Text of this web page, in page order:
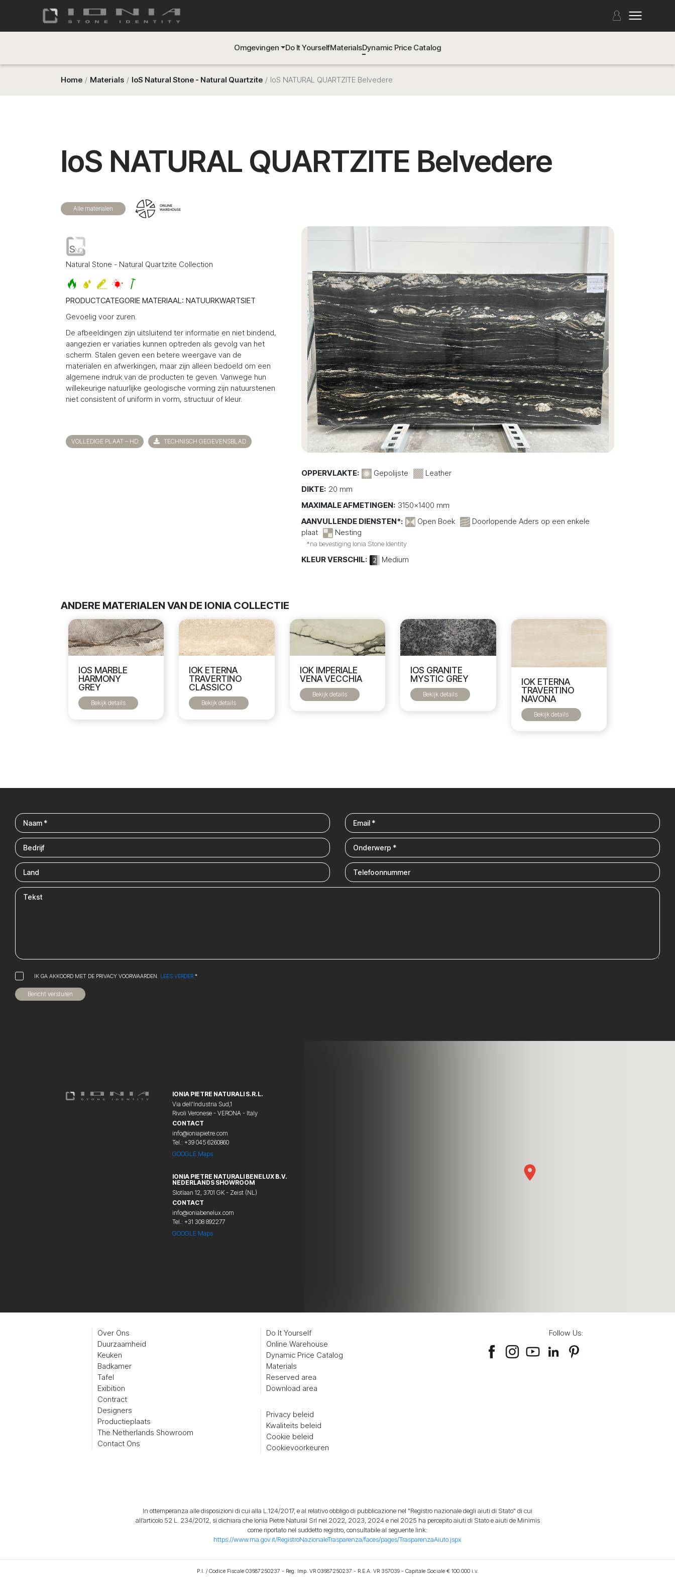
Omgevingen Do It YourselfMaterialsDynamic Price Catalog
Home Materials IoS Natural Stone - Natural Quartzite IoS NATURAL QUARTZITE Belvedere
IoS NATURAL QUARTZITE Belvedere
Alle materialen
Natural Stone - Natural Quartzite Collection
PRODUCTCATEGORIE MATERIAAL: NATUURKWARTSIET
Gevoelig voor zuren.
De afbeeldingen zijn uitsluitend ter informatie en niet bindend,
aangezien er variaties kunnen optreden als gevolg van het
scherm. Stalen geven een betere weergave van de
materialen en afwerkingen, maar zijn alleen bedoeld om een
algemene indruk van de producten te geven. Vanwege hun
willekeurige natuurlijke geologische vorming zijn natuurstenen
niet consistent of uniform in vorm, structuur of kleur.
VOLLEDIGE PLAAT – HD TECHNISCH GEGEVENSBLAD
OPPERVLAKTE: Gepolijste
Leather
DIKTE: 20 mm
MAXIMALE AFMETINGEN: 3150x1400 mm
AANVULLENDE DIENSTEN*:
Open Boek
Doorlopende Aders op een enkele
plaat
Nesting
*na bevestiging Ionia Stone Identity
KLEUR VERSCHIL: Medium
ANDERE MATERIALEN VAN DE IONIA COLLECTIE
IOS MARBLE
HARMONY
GREY
Bekijk details
IOK ETERNA
TRAVERTINO
CLASSICO
Bekijk details
IOK IMPERIALE
VENA VECCHIA
Bekijk details
IOS GRANITE
MYSTIC GREY
Bekijk details
IOK ETERNA
TRAVERTINO
NAVONA
Bekijk details
IK GA AKKOORD MET DE PRIVACY VOORWAARDEN. LEES VERDER *
Bericht versturen
IONIA PIETRE NATURALI S.R.L.
Via dell'Industria Sud,1
Rivoli Veronese - VERONA - Italy
CONTACT
info@ioniapietre.com
Tel.: +39 045 6260860
GOOGLE Maps
IONIA PIETRE NATURALI BENELUX B.V.
NEDERLANDS SHOWROOM
Slotlaan 12, 3701 GK - Zeist (NL)
CONTACT
info@ioniabenelux.com
Tel.: +31 308 892277
GOOGLE Maps
Over Ons
Duurzaamheid
Keuken
Badkamer
Tafel
Exibition
Contract
Designers
Productieplaats
The Netherlands Showroom
Contact Ons
Do It Yourself
Online Warehouse
Dynamic Price Catalog
Materials
Reserved area
Download area
Privacy beleid
Kwaliteits beleid
Cookie beleid
Cookievoorkeuren
Follow Us:
In ottemperanza alle disposizioni di cui alla L.124/2017, e al relativo obbligo di pubblicazione nel "Registro nazionale degli aiuti di Stato" di cui
all’articolo 52 L. 234/2012, si dichiara che Ionia Pietre Natural Srl nel 2022, 2023, 2024 e nel 2025 ha percepito aiuti di Stato e aiuti de Minimis
come riportato nel suddetto registro, consultabile al seguente link:
https://www.rna.gov.it/RegistroNazionaleTrasparenza/faces/pages/TrasparenzaAiuto.jspx
P.I. / Codice Fiscale 03687250237 - Reg. Imp. VR 03687250237 - R.E.A. VR 357039 - Capitale Sociale € 100.000 i.v.